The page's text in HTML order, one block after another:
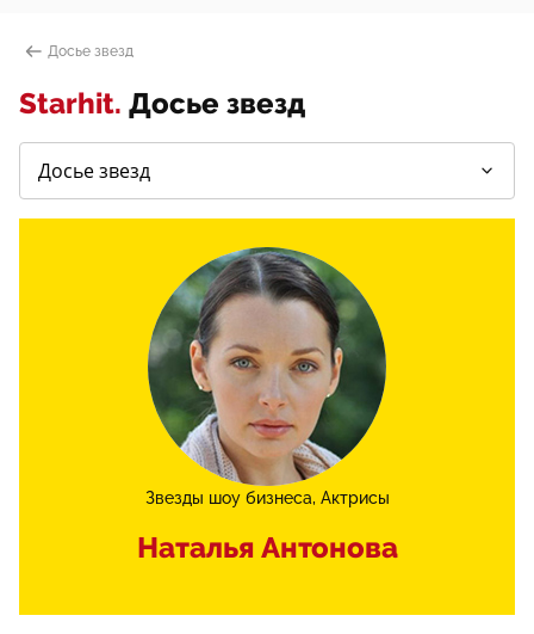
Досье звезд
Starhit. Досье звезд
Звезды шоу бизнеса Актрисы
Наталья Антонова